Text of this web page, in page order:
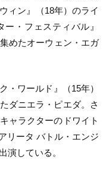
ィン』（18年）のライ
・フェスティバル』
めたオーウェン・エガ
・ワールド』（15年）
ダニエラ・ピエダ。さ
ャラクターのドワイト
リータ バトル・エンジ
演している。